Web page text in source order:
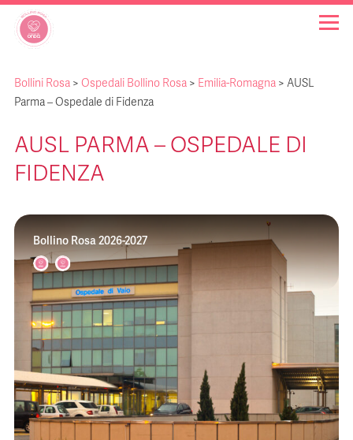
OSPEDALI BOLLINO ROSA
INIZIATIVE
FAQ
CHI SIAMO
Bollini Rosa > Ospedali Bollino Rosa > Emilia-Romagna > AUSL
Parma – Ospedale di Fidenza
AUSL PARMA – OSPEDALE DI
FIDENZA
Bollino Rosa 2026-2027